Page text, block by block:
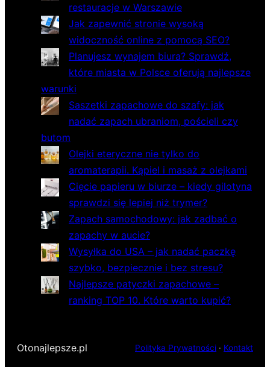
restauracje w Warszawie
Jak zapewnić stronie wysoką
widoczność online z pomocą SEO?
Planujesz wynajem biura? Sprawdź,
które miasta w Polsce oferują najlepsze
warunki
Saszetki zapachowe do szafy: jak
nadać zapach ubraniom, pościeli czy
butom
Olejki eteryczne nie tylko do
aromaterapii. Kąpiel i masaż z olejkami
Cięcie papieru w biurze – kiedy gilotyna
sprawdzi się lepiej niż trymer?
Zapach samochodowy: jak zadbać o
zapachy w aucie?
Wysyłka do USA – jak nadać paczkę
szybko, bezpiecznie i bez stresu?
Najlepsze patyczki zapachowe –
ranking TOP 10. Które warto kupić?
Otonajlepsze.pl Polityka Prywatności · Kontakt